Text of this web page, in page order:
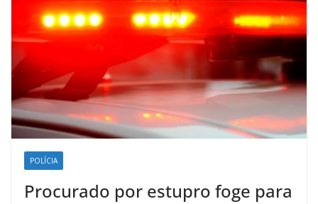
POLÍCIA
Procurado por estupro foge para